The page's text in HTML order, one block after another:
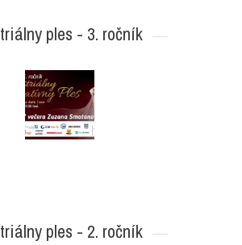
ples - 3. ročník
ples - 2. ročník